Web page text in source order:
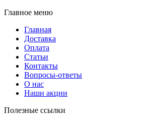
Главное меню
Главная
Доставка
Оплата
Статьи
Контакты
Вопросы-ответы
О нас
Наши акции
Полезные ссылки